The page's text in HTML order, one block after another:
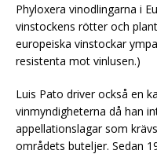
Phyloxera vinodlingarna i
vinstockens rötter och
europeiska vinstockar
resistenta mot vinlusen.)
Luis Pato driver också en
vinmyndigheterna då han
appellationslagar som
områdets buteljer. Sedan